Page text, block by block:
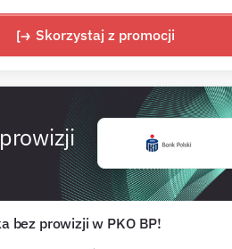
Skorzystaj z promocji
bez prowizji w PKO BP!